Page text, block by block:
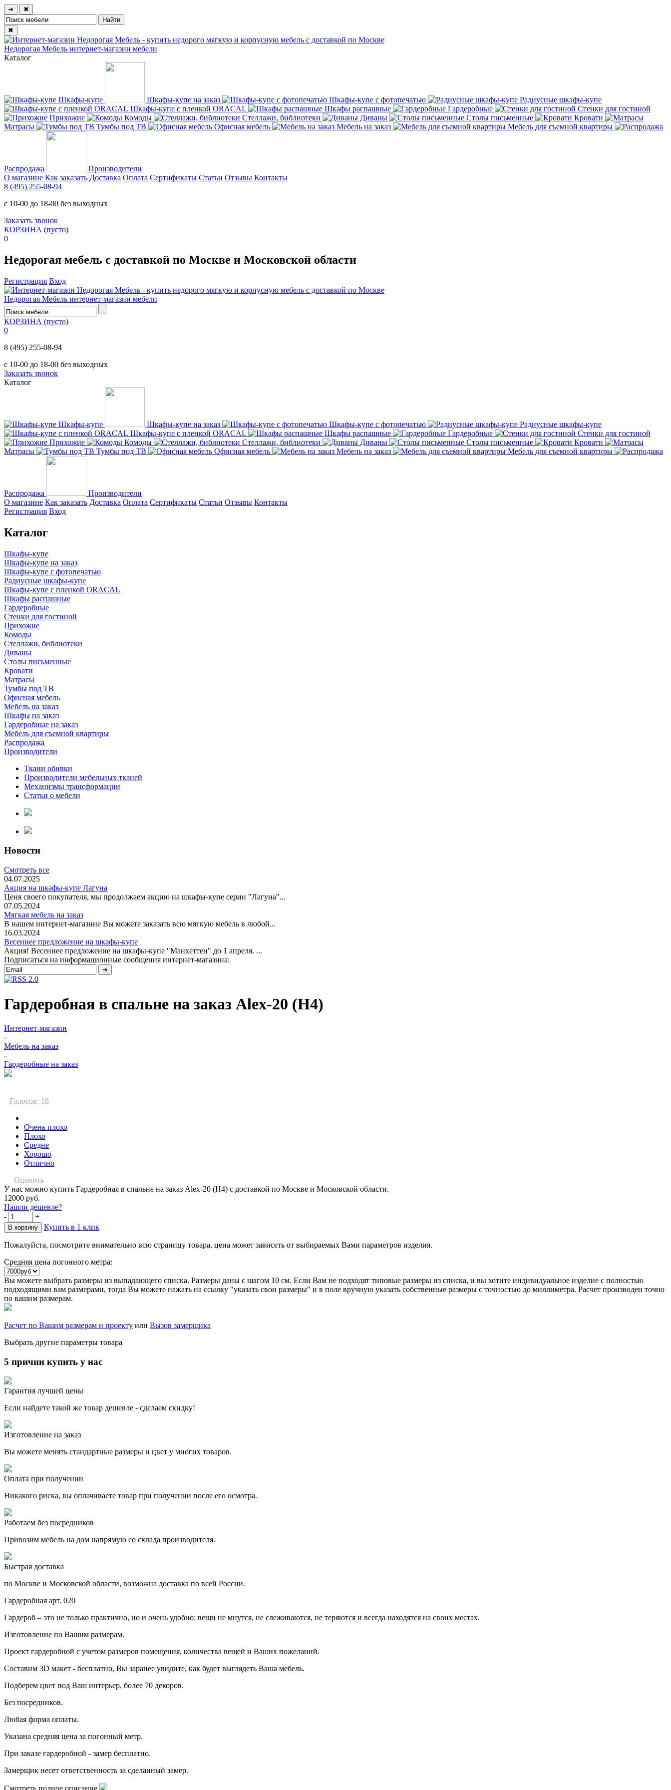
➔ ✖
✖
Недорогая Мебель интернет-магазин мебели
Каталог
Шкафы-купе Шкафы-купе на заказ Шкафы-купе с фотопечатью
Радиусные шкафы-купе
Шкафы-купе с пленкой ORACAL
Шкафы распашные Гардеробные
Стенки для гостиной
Прихожие
Комоды Стеллажи, библиотеки Диваны Столы письменные
Кровати
Матрасы
Тумбы под ТВ Офисная мебель Мебель на заказ Мебель для съемной квартиры
Распродажа
Производители
О магазине Как заказать Доставка Оплата Сертификаты Статьи Отзывы Контакты
8 (495) 255-08-94
с 10-00 до 18-00 без выходных
Заказать звонок
КОРЗИНА (пусто)
0
Недорогая мебель с доставкой по Москве и Московской области
Регистрация Вход
Недорогая Мебель интернет-магазин мебели
КОРЗИНА (пусто)
0
8 (495) 255-08-94
с 10-00 до 18-00 без выходных
Заказать звонок
Каталог
Шкафы-купе Шкафы-купе на заказ Шкафы-купе с фотопечатью
Радиусные шкафы-купе
Шкафы-купе с пленкой ORACAL
Шкафы распашные Гардеробные
Стенки для гостиной
Прихожие
Комоды Стеллажи, библиотеки Диваны Столы письменные
Кровати
Матрасы
Тумбы под ТВ Офисная мебель Мебель на заказ Мебель для съемной квартиры
Распродажа
Производители
О магазине Как заказать Доставка Оплата Сертификаты Статьи Отзывы Контакты
Регистрация Вход
Каталог
Шкафы-купе
Шкафы-купе на заказ
Шкафы-купе с фотопечатью
Радиусные шкафы-купе
Шкафы-купе с пленкой ORACAL
Шкафы распашные
Гардеробные
Стенки для гостиной
Прихожие
Комоды
Стеллажи, библиотеки
Диваны
Столы письменные
Кровати
Матрасы
Тумбы под ТВ
Офисная мебель
Мебель на заказ
Шкафы на заказ
Гардеробные на заказ
Мебель для съемной квартиры
Распродажа
Производители
Ткани обивки
Производители мебельных тканей
Механизмы трансформации
Статьи о мебели
Новости
Смотреть все
04.07.2025
Акция на шкафы-купе Лагуна
Ценя своего покупателя, мы продолжаем акцию на шкафы-купе серии "Лагуна"...
07.05.2024
Мягкая мебель на заказ
В нашем интернет-магазине Вы можете заказать всю мягкую мебель в любой...
16.03.2024
Весеннее предложение на шкафы-купе
Акция! Весеннее предложение на шкафы-купе "Манхеттен" до 1 апреля. ...
Подписаться на информационные сообщения интернет-магазина:
Гардеробная в спальне на заказ Alex-20 (Н4)
Интернет-магазин
-
Мебель на заказ
-
Гардеробные на заказ
Голосов: 18
Очень плохо
Плохо
Средне
Хорошо
Отлично
Оценить
У нас можно купить Гардеробная в спальне на заказ Alex-20 (Н4) с доставкой по Москве и Московской области.
12000 руб.
Нашли дешевле?
-
+
Купить в 1 клик
Пожалуйста, посмотрите внимательно всю страницу товара, цена может зависеть от выбираемых Вами параметров изделия.
Средняя цена погонного метра:
Вы можете выбрать размеры из выпадающего списка. Размеры даны с шагом 10 см. Если Вам не подходят типовые размеры из списка, и вы хотите индивидуальное изделие с полностью
подходящими вам размерами, тогда Вы можете нажать на ссылку "указать свои размеры" и в поле вручную указать собственные размеры с точностью до миллиметра. Расчет производен точно
по вашим размерам.
Расчет по Вашим размерам и проекту или Вызов замерщика
Выбрать другие параметры товара
5 причин купить у нас
Гарантия лучшей цены
Если найдете такой же товар дешевле - сделаем скидку!
Изготовление на заказ
Вы можете менять стандартные размеры и цвет у многих товаров.
Оплата при получении
Никакого риска, вы оплачиваете товар при получении после его осмотра.
Работаем без посредников
Привозим мебель на дом напрямую со склада производителя.
Быстрая доставка
по Москве и Московской области, возможна доставка по всей России.
Гардеробная арт. 020
Гардероб – это не только практично, но и очень удобно: вещи не мнутся, не слеживаются, не теряются и всегда находятся на своих местах.
Изготовление по Вашим размерам.
Проект гардеробной с учетом размеров помещения, количества вещей и Ваших пожеланий.
Составим 3D макет - бесплатно, Вы заранее увидите, как будет выглядеть Ваша мебель.
Подберем цвет под Ваш интерьер, более 70 декоров.
Без посредников.
Любая форма оплаты.
Указана средняя цена за погонный метр.
При заказе гардеробной - замер бесплатно.
Замерщик несет ответственность за сделанный замер.